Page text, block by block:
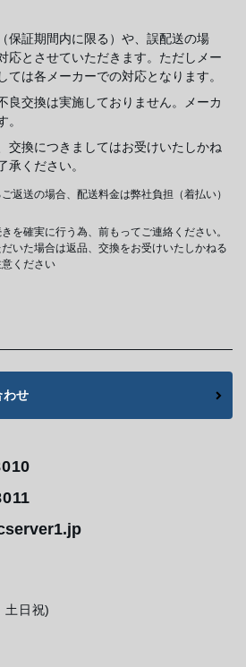
保証期間内に限る）や、誤配送の場
応とさせていただきます。ただしメー
ては各メーカーでの対応となります。
良交換は実施しておりません。メーカ
。
交換につきましてはお受けいたしかね
承ください。
返送の場合、配送料金は弊社負担（着払い）
を確実に行う為、前もってご連絡ください。
いた場合は返品、交換をお受けいたしかねる
ください
わせ
土日祝)